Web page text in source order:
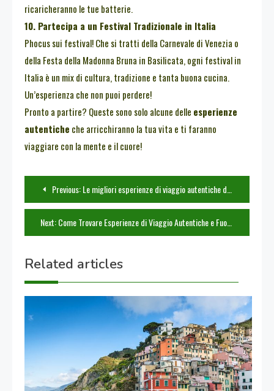
ricaricheranno le tue batterie.
10. Partecipa a un Festival Tradizionale in Italia
Phocus sui festival! Che si tratti della Carnevale di Venezia o
della Festa della Madonna Bruna in Basilicata, ogni festival in
Italia è un mix di cultura, tradizione e tanta buona cucina.
Un’esperienza che non puoi perdere!
Pronto a partire? Queste sono solo alcune delle esperienze
autentiche che arricchiranno la tua vita e ti faranno
viaggiare con la mente e il cuore!
Navigazione
articoli
Previous:Le migliori esperienze di viaggio autentiche da vivere nel mondo
Next:Come Trovare Esperienze di Viaggio Autentiche e Fuori dai Sentieri Battuti
Related articles